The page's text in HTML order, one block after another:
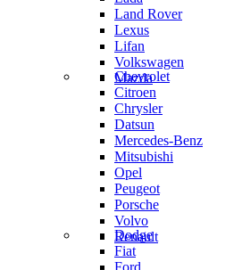
Land Rover
Lexus
Lifan
Volkswagen
Mazda
Chevrolet
Citroen
Chrysler
Datsun
Mercedes-Benz
Mitsubishi
Opel
Peugeot
Porsche
Volvo
Renault
Dodge
Fiat
Ford